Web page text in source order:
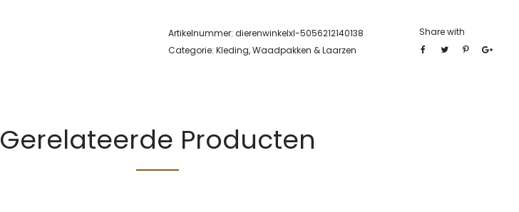
Artikelnummer: dierenwinkelxl-5056212140138
Categorie: Kleding, Waadpakken & Laarzen
Share with
Gerelateerde Producten